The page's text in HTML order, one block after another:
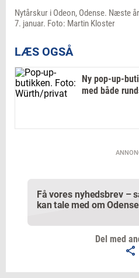
Nytårskur i Odeon, Odense. Næste
7. januar. Foto: Martin Kloster
LÆS OGSÅ
Ny pop-up-
med både
Få vores nyhedsbrev –
kan tale med om Odense
Del med